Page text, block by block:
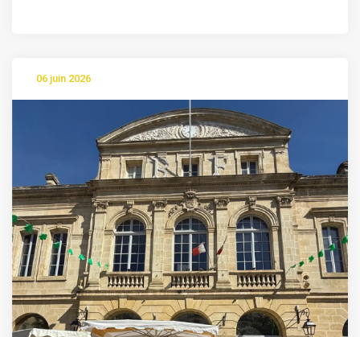
06 juin 2026